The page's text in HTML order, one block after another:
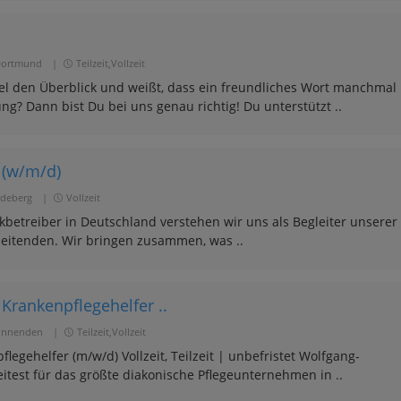
Teilzeit,Vollzeit
den Überblick und weißt, dass ein freundliches Wort manchmal
Dann bist Du bei uns genau richtig! Du unterstützt ..
m/d)
Vollzeit
in Deutschland verstehen wir uns als Begleiter unserer
Wir bringen zusammen, was ..
..
Teilzeit,Vollzeit
(m/w/d) Vollzeit, Teilzeit | unbefristet Wolfgang-
für das größte diakonische Pflegeunternehmen in ..